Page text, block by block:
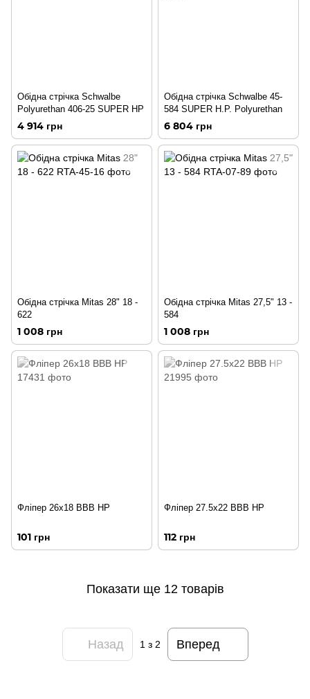
Обідна стрічка Schwalbe
Polyurethan 406-25 SUPER HP
4 914 грн
Обідна стрічка Schwalbe 45-
584 SUPER H.P. Polyurethan
6 804 грн
Обідна стрічка Mitas 28" 18 -
622
1 008 грн
Обідна стрічка Mitas 27,5" 13 -
584
1 008 грн
Фліпер 26х18 BBB HP
101 грн
Фліпер 27.5х22 BBB HP
112 грн
Показати ще 12 товарів
Назад 1з 2 Вперед